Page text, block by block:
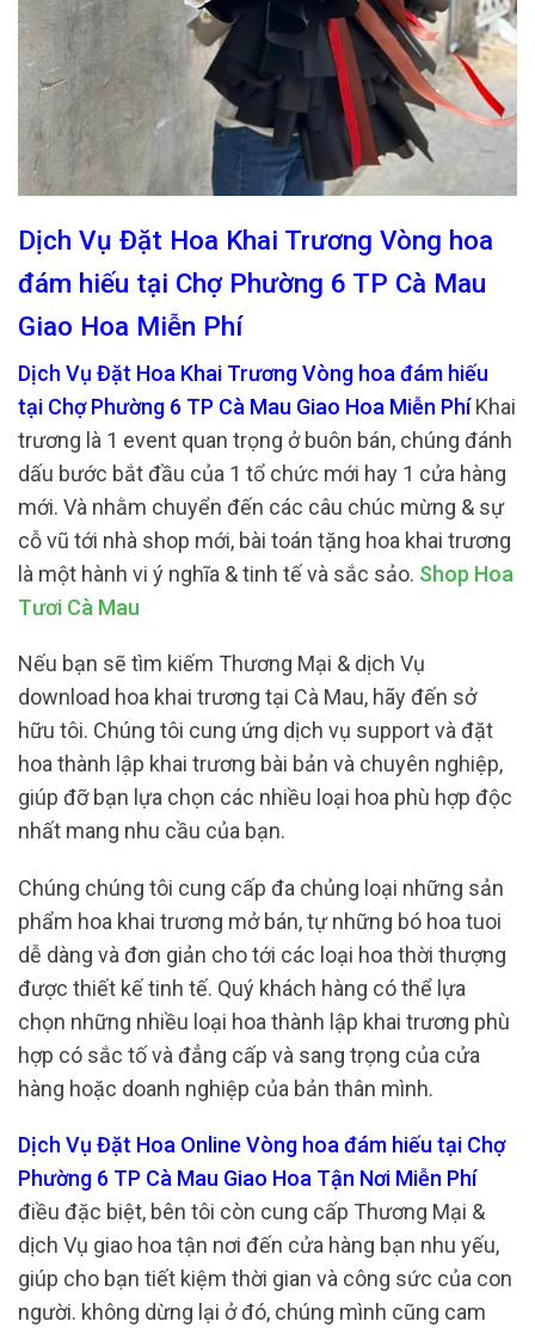
Dịch Vụ Đặt Hoa Khai Trương Vòng hoa
đám hiếu tại Chợ Phường 6 TP Cà Mau
Giao Hoa Miễn Phí
Dịch Vụ Đặt Hoa Khai Trương Vòng hoa đám hiếu
tại Chợ Phường 6 TP Cà Mau Giao Hoa Miễn PhíKhai
trương là 1 event quan trọng ở buôn bán, chúng đánh
dấu bước bắt đầu của 1 tổ chức mới hay 1 cửa hàng
mới. Và nhằm chuyển đến các câu chúc mừng & sự
cỗ vũ tới nhà shop mới, bài toán tặng hoa khai trương
là một hành vi ý nghĩa & tinh tế và sắc sảo. Shop Hoa
Tươi Cà Mau
Nếu bạn sẽ tìm kiếm Thương Mại & dịch Vụ
download hoa khai trương tại Cà Mau, hãy đến sở
hữu tôi. Chúng tôi cung ứng dịch vụ support và đặt
hoa thành lập khai trương bài bản và chuyên nghiệp,
giúp đỡ bạn lựa chọn các nhiều loại hoa phù hợp độc
nhất mang nhu cầu của bạn.
Chúng chúng tôi cung cấp đa chủng loại những sản
phẩm hoa khai trương mở bán, tự những bó hoa tuoi
dễ dàng và đơn giản cho tới các loại hoa thời thượng
được thiết kế tinh tế. Quý khách hàng có thể lựa
chọn những nhiều loại hoa thành lập khai trương phù
hợp có sắc tố và đẳng cấp và sang trọng của cửa
hàng hoặc doanh nghiệp của bản thân mình.
Dịch Vụ Đặt Hoa Online Vòng hoa đám hiếu tại Chợ
Phường 6 TP Cà Mau Giao Hoa Tận Nơi Miễn Phí
điều đặc biệt, bên tôi còn cung cấp Thương Mại &
dịch Vụ giao hoa tận nơi đến cửa hàng bạn nhu yếu,
giúp cho bạn tiết kiệm thời gian và công sức của con
người. không dừng lại ở đó, chúng mình cũng cam